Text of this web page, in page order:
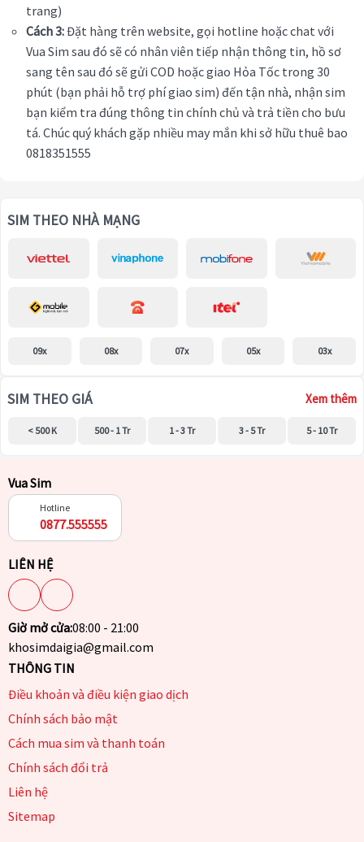
trang)
Cách 3:Đặt hàng trên website, gọi hotline hoặc chat với
Vua Sim sau đó sẽ có nhân viên tiếp nhận thông tin, hồ sơ
sang tên sau đó sẽ gửi COD hoặc giao Hỏa Tốc trong 30
phút (bạn phải hỗ trợ phí giao sim) đến tận nhà, nhận sim
bạn kiểm tra đúng thông tin chính chủ và trả tiền cho bưu
tá. Chúc quý khách gặp nhiều may mắn khi sở hữu thuê bao
0818351555
SIM THEO NHÀ MẠNG
09x 08x 07x 05x 03x
SIM THEO GIÁ Xem thêm
< 500 K 500 - 1 Tr 1 - 3 Tr 3 - 5 Tr 5 - 10 Tr
Vua Sim
Hotline
0877.555555
LIÊN HỆ
Giờ mở cửa:08:00 - 21:00
khosimdaigia@gmail.com
THÔNG TIN
Điều khoản và điều kiện giao dịch
Chính sách bảo mật
Cách mua sim và thanh toán
Chính sách đổi trả
Liên hệ
Sitemap